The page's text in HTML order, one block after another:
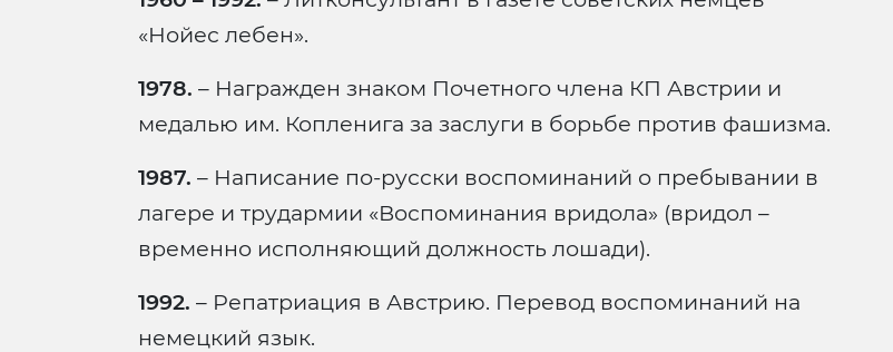
«Нойес лебен».
1978. – Награжден знаком Почетного члена КП Австрии и
медалью им. Копленига за заслуги в борьбе против фашизма.
1987. – Написание по-русски воспоминаний о пребывании в
лагере и трудармии «Воспоминания вридола» (вридол –
временно исполняющий должность лошади).
1992. – Репатриация в Австрию. Перевод воспоминаний на
немецкий язык.